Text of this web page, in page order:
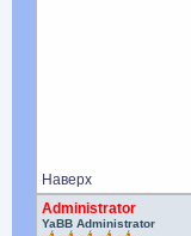
Наверх
Administrator
YaBB Administrator